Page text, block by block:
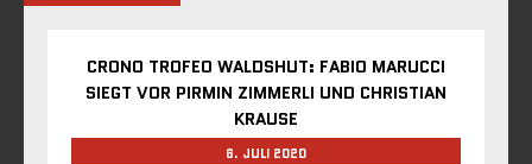
CRONO TROFEO WALDSHUT: FABIO MARUCCI
SIEGT VOR PIRMIN ZIMMERLI UND CHRISTIAN
KRAUSE
6. JULI 2020